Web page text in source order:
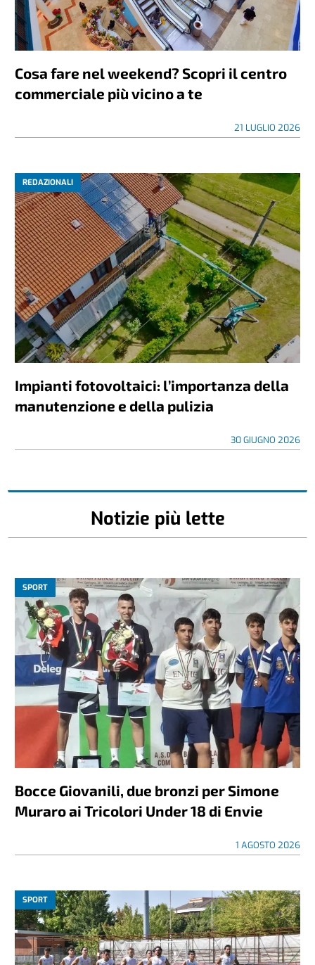
Cosa fare nel weekend? Scopri il centro
commerciale più vicino a te
21 LUGLIO 2026
REDAZIONALI
Impianti fotovoltaici: l’importanza della
manutenzione e della pulizia
30 GIUGNO 2026
Notizie più lette
SPORT
Bocce Giovanili, due bronzi per Simone
Muraro ai Tricolori Under 18 di Envie
1 AGOSTO 2026
SPORT